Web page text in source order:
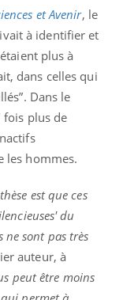
et Avenir, le
à identifier et
plus à
dans celles qui
Dans le
fois plus de
les hommes.
est que ces
du
ne sont pas très
auteur, à
peut être moins